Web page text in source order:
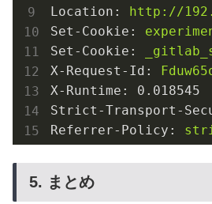
Location:
http://
Set-Cookie:
Set-Cookie:
X-Request-Id:
X-Runtime:
0.018545
Strict-Transport-
Referrer-Policy:
5. まとめ